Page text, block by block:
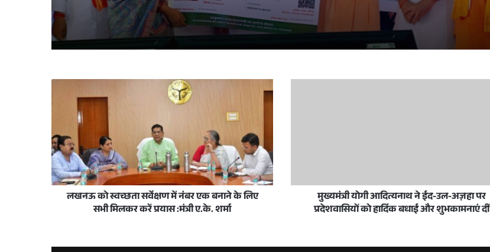
2 hours ago
3 days ago
परिवहन मंत्री के निर्देश पर परिवहन विभाग चला रहा है मेगा प्रवर्तन अभियान मिशन आरोही
5 days ago
मुख्य सचिव ने स्वतंत्रता दिवस समारोह-2026 की तैयारियों की विस्तृत समीक्षा की
6 days ago
लखनऊ को स्वच्छता सर्वेक्षण में नंबर एक बनाने के लिए
सभी मिलकर करें प्रयास :मंत्री ए.के. शर्मा
मुख्यमंत्री योगी आदित्यनाथ ने ईद-उल-अज़हा पर
प्रदेशवासियों को हार्दिक बधाई और शुभकामनाएं दीं